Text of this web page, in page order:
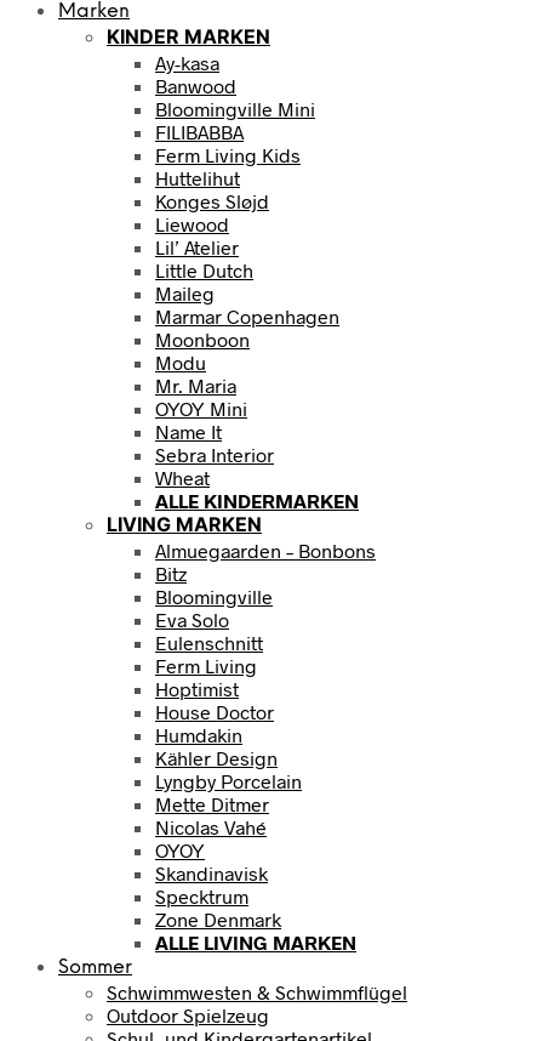
Marken
KINDER MARKEN
Ay-kasa
Banwood
Bloomingville Mini
FILIBABBA
Ferm Living Kids
Huttelihut
Konges Sløjd
Liewood
Lil’ Atelier
Little Dutch
Maileg
Marmar Copenhagen
Moonboon
Modu
Mr. Maria
OYOY Mini
Name It
Sebra Interior
Wheat
ALLE KINDERMARKEN
LIVING MARKEN
Almuegaarden – Bonbons
Bitz
Bloomingville
Eva Solo
Eulenschnitt
Ferm Living
Hoptimist
House Doctor
Humdakin
Kähler Design
Lyngby Porcelain
Mette Ditmer
Nicolas Vahé
OYOY
Skandinavisk
Specktrum
Zone Denmark
ALLE LIVING MARKEN
Sommer
Schwimmwesten & Schwimmflügel
Outdoor Spielzeug